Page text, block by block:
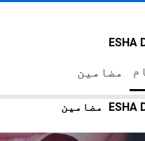
ESHA
مضامین
ESHA